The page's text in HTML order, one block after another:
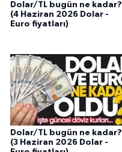
Dolar/TL bugün ne kadar?
(4 Haziran 2026 Dolar -
Euro fiyatları)
Dolar/TL bugün ne kadar?
(3 Haziran 2026 Dolar -